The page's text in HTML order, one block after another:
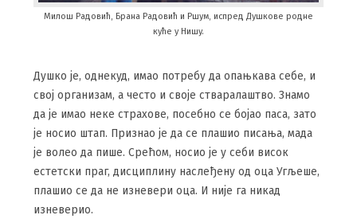
Милош Радовић, Брана Радовић и Ршум, испред Душкове родне
куће у Нишу.
Душко је, однекуд, имао потребу да опањкава себе, и
свој организам, а често и своје стваралаштво. Знамо
да је имао неке страхове, посебно се бојао паса, зато
је носио штап. Признао је да се плашио писања, мада
је волео да пише. Срећом, носио је у себи висок
естетски праг, дисциплину наслеђену од оца Угљеше,
плашио се да не изневери оца. И није га никад
изневерио.